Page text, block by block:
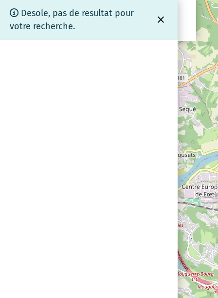
Panneau de gestion des cookies
Cartographie
coeurdebrenne .fr
Desole, pas de resultat pour
votre recherche.